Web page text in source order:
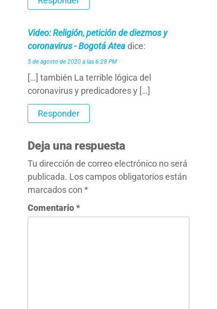
Video: Religión, petición de diezmos y
coronavirus - Bogotá Atea dice:
5 de agosto de 2020 a las 6:28 PM
[…] también La terrible lógica del
coronavirus y predicadores y […]
Responder
Deja una respuesta
Tu dirección de correo electrónico no será
publicada. Los campos obligatorios están
marcados con *
Comentario*